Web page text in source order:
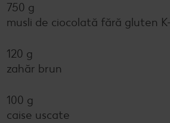
750 g
musli de ciocolată fără gluten
120 g
zahăr brun
100 g
caise uscate